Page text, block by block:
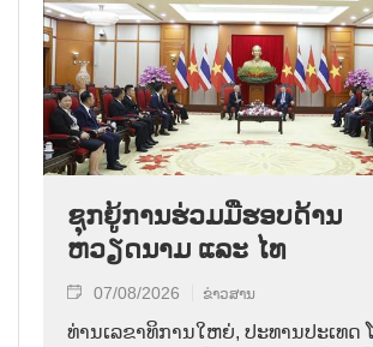
ຊຸກຍູ້ການຮ່ວມມືຮອບດ້ານ
ຫວຽດນາມ ແລະ ໄທ
07/08/2026 ຂ່າວສານ
ທ່ານ​ເລ​ຂາ​ທິ​ການ​ໃຫຍ່, ປະ​ທານ​ປະ​ເທດ